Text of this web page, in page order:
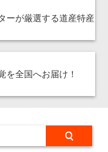
ーが厳選する道産特産
を全国へお届け！